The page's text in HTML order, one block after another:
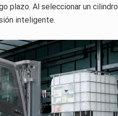
plazo. Al seleccionar un cilindro
inteligente.